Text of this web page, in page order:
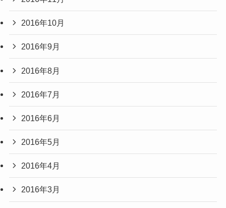
2016年10月
2016年9月
2016年8月
2016年7月
2016年6月
2016年5月
2016年4月
2016年3月